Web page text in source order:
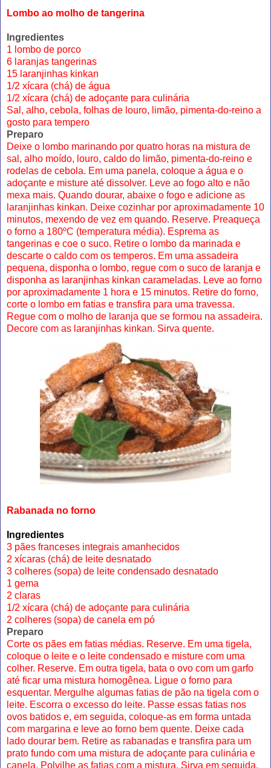
Lombo ao molho de tangerina
Ingredientes
1 lombo de porco
6 laranjas tangerinas
15 laranjinhas kinkan
1/2 xícara (chá) de água
1/2 xícara (chá) de adoçante para culinária
Sal, alho, cebola, folhas de louro, limão, pimenta-do-reino a
gosto para tempero
Preparo
Deixe o lombo marinando por quatro horas na mistura de
sal, alho moído, louro, caldo do limão, pimenta-do-reino e
rodelas de cebola. Em uma panela, coloque a água e o
adoçante e misture até dissolver. Leve ao fogo alto e não
mexa mais. Quando dourar, abaixe o fogo e adicione as
laranjinhas kinkan. Deixe cozinhar por aproximadamente 10
minutos, mexendo de vez em quando. Reserve. Preaqueça
o forno a 180ºC (temperatura média). Esprema as
tangerinas e coe o suco. Retire o lombo da marinada e
descarte o caldo com os temperos. Em uma assadeira
pequena, disponha o lombo, regue com o suco de laranja e
disponha as laranjinhas kinkan carameladas. Leve ao forno
por aproximadamente 1 hora e 15 minutos. Retire do forno,
corte o lombo em fatias e transfira para uma travessa.
Regue com o molho de laranja que se formou na assadeira.
Decore com as laranjinhas kinkan. Sirva quente.
Rabanada no forno
Ingredientes
3 pães franceses integrais amanhecidos
2 xícaras (chá) de leite desnatado
3 colheres (sopa) de leite condensado desnatado
1 gema
2 claras
1/2 xícara (chá) de adoçante para culinária
2 colheres (sopa) de canela em pó
Preparo
Corte os pães em fatias médias. Reserve. Em uma tigela,
coloque o leite e o leite condensado e misture com uma
colher. Reserve. Em outra tigela, bata o ovo com um garfo
até ficar uma mistura homogênea. Ligue o forno para
esquentar. Mergulhe algumas fatias de pão na tigela com o
leite. Escorra o excesso do leite. Passe essas fatias nos
ovos batidos e, em seguida, coloque-as em forma untada
com margarina e leve ao forno bem quente. Deixe cada
lado dourar bem. Retire as rabanadas e transfira para um
prato fundo com uma mistura de adoçante para culinária e
canela. Polvilhe as fatias com a mistura. Sirva em seguida.